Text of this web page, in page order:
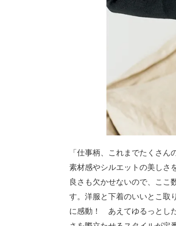
「仕事柄、これまでたくさ
素材感やシルエットの美しさ
良さも欠かせないので、ここ
す。洋服と下着のいいとこ取
に感動！ あえてゆるっとし